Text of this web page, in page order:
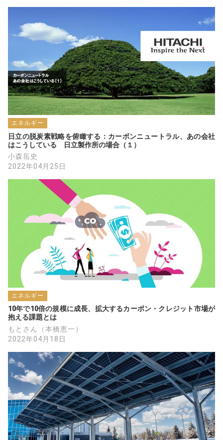
エネルギー
日立の脱炭素戦略を俯瞰する：カーボンニュートラル、あの会社
はこうしている　日立製作所の場合（１）
小森岳史
2022年04月25日
エネルギー
10年で10倍の規模に成長、拡大するカーボン・クレジット市場が
抱える課題とは
もとさん（本橋恵一）
2022年04月18日